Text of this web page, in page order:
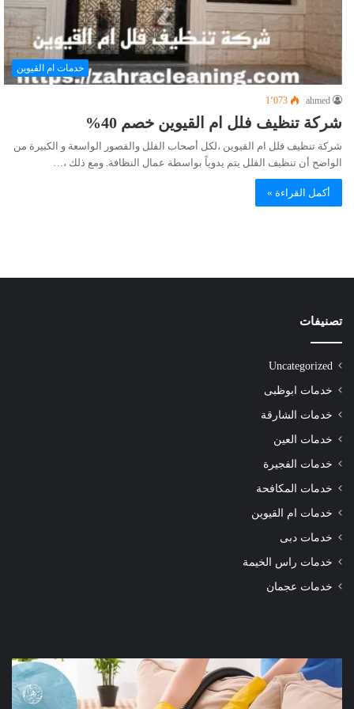
خدمات ام القيوين
ahmed 1٬073
شركة تنظيف فلل ام القيوين خصم 40%
شركة تنظيف فلل ام القيوين ،لكل أصحاب الفلل والقصور الواسعة و الكبيرة من
الواضح أن تنظيف الفلل يتم يدوياً بواسطة عمال النظافة. ومع ذلك ،…
أكمل القراءة »
تصنيفات
Uncategorized
خدمات ابوظبى
خدمات الشارقة
خدمات العين
خدمات الفجيرة
خدمات المكافحة
خدمات ام القيوين
خدمات دبى
خدمات راس الخيمة
خدمات عجمان
شركة
تنظيف
كنب